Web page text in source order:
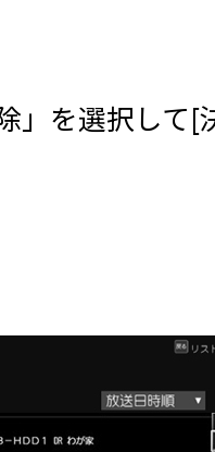
を選択して[